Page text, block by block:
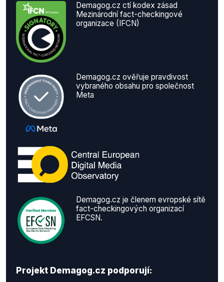
Demagog.cz ctí kodex zásad
Mezinárodní fact-checkingové
organizace (IFCN)
Demagog.cz ověřuje pravdivost
vybraného obsahu pro společnost
Meta
Demagog.cz je členem evropské sítě
fact-checkingových organizací
EFCSN.
Projekt Demagog.cz podporují: